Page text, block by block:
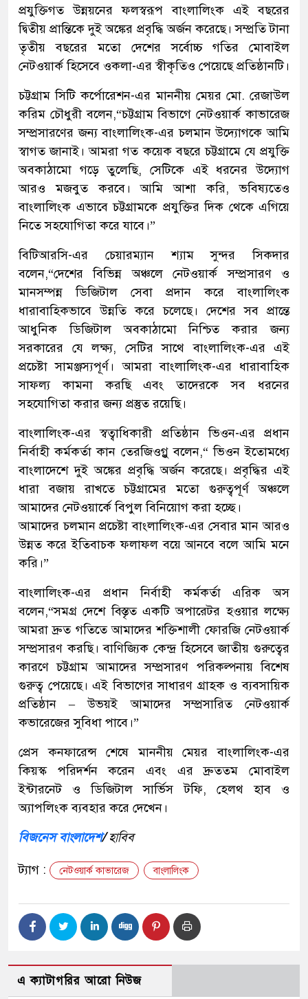
প্রযুক্তিগত উন্নয়নের ফলস্বরূপ বাংলালিংক এই বছরের
দ্বিতীয় প্রান্তিকে দুই অঙ্কের প্রবৃদ্ধি অর্জন করেছে। সম্প্রতি টানা
তৃতীয় বছরের মতো দেশের সর্বোচ্চ গতির মোবাইল
নেটওয়ার্ক হিসেবে ওকলা-এর স্বীকৃতিও পেয়েছে প্রতিষ্ঠানটি।
চট্টগ্রাম সিটি কর্পোরেশন-এর মাননীয় মেয়র মো. রেজাউল
করিম চৌধুরী বলেন,“চট্টগ্রাম বিভাগে নেটওয়ার্ক কাভারেজ
সম্প্রসারণের জন্য বাংলালিংক-এর চলমান উদ্যোগকে আমি
স্বাগত জানাই। আমরা গত কয়েক বছরে চট্টগ্রামে যে প্রযুক্তি
অবকাঠামো গড়ে তুলেছি, সেটিকে এই ধরনের উদ্যোগ
আরও মজবুত করবে। আমি আশা করি, ভবিষ্যতেও
বাংলালিংক এভাবে চট্টগ্রামকে প্রযুক্তির দিক থেকে এগিয়ে
নিতে সহযোগিতা করে যাবে।”
বিটিআরসি-এর চেয়ারম্যান শ্যাম সুন্দর সিকদার
বলেন,“দেশের বিভিন্ন অঞ্চলে নেটওয়ার্ক সম্প্রসারণ ও
মানসম্পন্ন ডিজিটাল সেবা প্রদান করে বাংলালিংক
ধারাবাহিকভাবে উন্নতি করে চলেছে। দেশের সব প্রান্তে
আধুনিক ডিজিটাল অবকাঠামো নিশ্চিত করার জন্য
সরকারের যে লক্ষ্য, সেটির সাথে বাংলালিংক-এর এই
প্রচেষ্টা সামঞ্জস্যপূর্ণ। আমরা বাংলালিংক-এর ধারাবাহিক
সাফল্য কামনা করছি এবং তাদেরকে সব ধরনের
সহযোগিতা করার জন্য প্রস্তুত রয়েছি।
বাংলালিংক-এর স্বত্বাধিকারী প্রতিষ্ঠান ভিওন-এর প্রধান
নির্বাহী কর্মকর্তা কান তেরজিওগ্লু বলেন,“ ভিওন ইতোমধ্যে
বাংলাদেশে দুই অঙ্কের প্রবৃদ্ধি অর্জন করেছে। প্রবৃদ্ধির এই
ধারা বজায় রাখতে চট্টগ্রামের মতো গুরুত্বপূর্ণ অঞ্চলে
আমাদের নেটওয়ার্কে বিপুল বিনিয়োগ করা হচ্ছে।
আমাদের চলমান প্রচেষ্টা বাংলালিংক-এর সেবার মান আরও
উন্নত করে ইতিবাচক ফলাফল বয়ে আনবে বলে আমি মনে
করি।”
বাংলালিংক-এর প্রধান নির্বাহী কর্মকর্তা এরিক অস
বলেন,“সমগ্র দেশে বিস্তৃত একটি অপারেটর হওয়ার লক্ষ্যে
আমরা দ্রুত গতিতে আমাদের শক্তিশালী ফোরজি নেটওয়ার্ক
সম্প্রসারণ করছি। বাণিজ্যিক কেন্দ্র হিসেবে জাতীয় গুরুত্বের
কারণে চট্টগ্রাম আমাদের সম্প্রসারণ পরিকল্পনায় বিশেষ
গুরুত্ব পেয়েছে। এই বিভাগের সাধারণ গ্রাহক ও ব্যবসায়িক
প্রতিষ্ঠান – উভয়ই আমাদের সম্প্রসারিত নেটওয়ার্ক
কভারেজের সুবিধা পাবে।”
প্রেস কনফারেন্স শেষে মাননীয় মেয়র বাংলালিংক-এর
কিয়স্ক পরিদর্শন করেন এবং এর দ্রুততম মোবাইল
ইন্টারনেট ও ডিজিটাল সার্ভিস টফি, হেলথ হাব ও
অ্যাপলিংক ব্যবহার করে দেখেন।
বিজনেস বাংলাদেশ/হাবিব
ট্যাগ : নেটওয়ার্ক কাভারেজ বাংলালিংক
এ ক্যাটাগরির আরো নিউজ